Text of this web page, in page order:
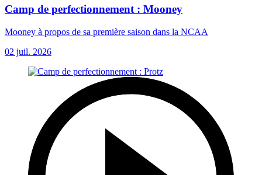
Camp de perfectionnement : Mooney
Mooney à propos de sa première saison dans la NCAA
02 juil. 2026